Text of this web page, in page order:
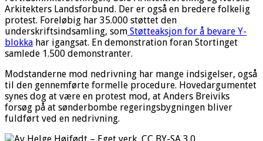
Arkitekters Landsforbund. Der er også en bredere folkelig
protest. Foreløbig har 35.000 støttet den
underskriftsindsamling, som Støtteaksjon for å bevare Y-
blokka har igangsat. En demonstration foran Stortinget
samlede 1.500 demonstranter.
Modstanderne mod nedrivning har mange indsigelser, også
til den gennemførte formelle procedure. Hovedargumentet
synes dog at være en protest mod, at Anders Breiviks
forsøg på at sønderbombe regeringsbygningen bliver
fuldført ved en nedrivning.